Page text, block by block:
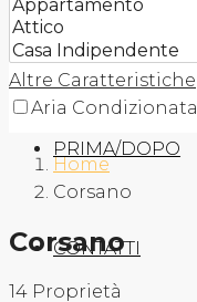
AGENZIA
PRIMA/DOPO
CONTATTI
Altre Caratteristiche
Aria Condizionata
Home
Corsano
Corsano
14 Proprietà